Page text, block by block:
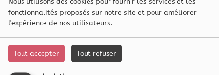
Nous utilisons des cookies pour fournir les services et les
fonctionnalités proposés sur notre site et pour améliorer
l'expérience de nos utilisateurs.
Tout accepter Tout refuser